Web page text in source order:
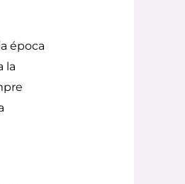
época
la